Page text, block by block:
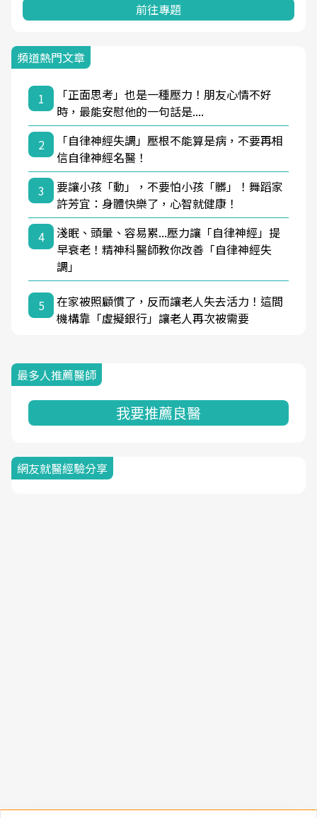
前往專題
頻道熱門文章
1
「正面思考」也是一種壓力！朋友心情不好
時，最能安慰他的一句話是....
2
「自律神經失調」壓根不能算是病，不要再相
信自律神經名醫！
3
要讓小孩「動」，不要怕小孩「髒」！舞蹈家
許芳宜：身體快樂了，心智就健康！
4
淺眠、頭暈、容易累...壓力讓「自律神經」提
早衰老！精神科醫師教你改善「自律神經失
調」
5
在家被照顧慣了，反而讓老人失去活力！這間
機構靠「虛擬銀行」讓老人再次被需要
最多人推薦醫師
我要推薦良醫
網友就醫經驗分享